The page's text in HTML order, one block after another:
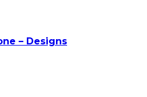
– Designs